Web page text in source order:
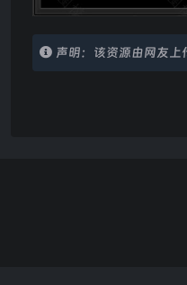
声明：该资源由网友上